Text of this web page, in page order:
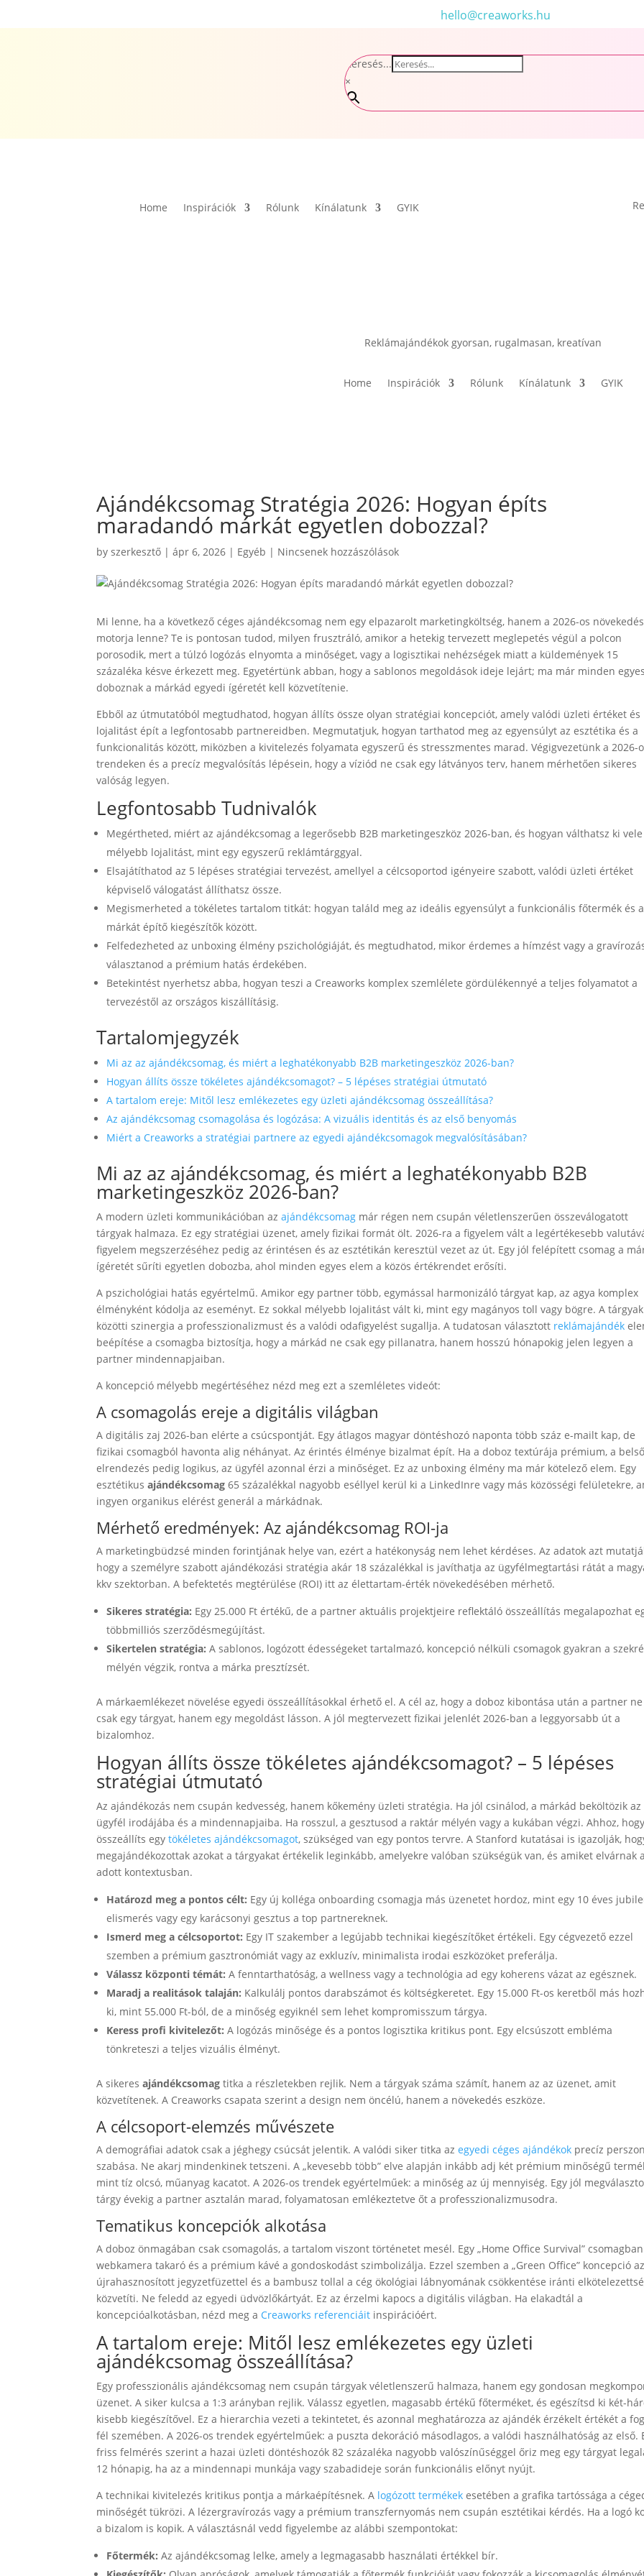
hello@creaworks.hu
Keresés...
×
Home Inspirációk Rólunk Kínálatunk GYIK
Reklámajándékok gyorsan, rugalmasan, kreatívan
Home Inspirációk Rólunk Kínálatunk GYIK
Ajándékcsomag Stratégia 2026: Hogyan építs
maradandó márkát egyetlen dobozzal?
byszerkesztő |ápr 6, 2026 | Egyéb | Nincsenek hozzászólások
Mi lenne, ha a következő céges ajándékcsomag nem egy elpazarolt marketingköltség, hanem a 2026-os
motorja lenne? Te is pontosan tudod, milyen frusztráló, amikor a hetekig tervezett meglepetés végül a polcon
porosodik, mert a túlzó logózás elnyomta a minőséget, vagy a logisztikai nehézségek miatt a küldemények 15
százaléka késve érkezett meg. Egyetértünk abban, hogy a sablonos megoldások ideje lejárt; ma már minden egyes
doboznak a márkád egyedi ígéretét kell közvetítenie.
Ebből az útmutatóból megtudhatod, hogyan állíts össze olyan stratégiai koncepciót, amely valódi üzleti értéket és
lojalitást épít a legfontosabb partnereidben. Megmutatjuk, hogyan tarthatod meg az egyensúlyt az esztétika és a
funkcionalitás között, miközben a kivitelezés folyamata egyszerű és stresszmentes marad. Végigvezetünk a 2026-
trendeken és a precíz megvalósítás lépésein, hogy a víziód ne csak egy látványos terv, hanem mérhetően sikeres
valóság legyen.
Legfontosabb Tudnivalók
Megértheted, miért az ajándékcsomag a legerősebb B2B marketingeszköz 2026-ban, és hogyan válthatsz ki vele
mélyebb lojalitást, mint egy egyszerű reklámtárggyal.
Elsajátíthatod az 5 lépéses stratégiai tervezést, amellyel a célcsoportod igényeire szabott, valódi üzleti értéket
képviselő válogatást állíthatsz össze.
Megismerheted a tökéletes tartalom titkát: hogyan találd meg az ideális egyensúlyt a funkcionális főtermék és a
márkát építő kiegészítők között.
Felfedezheted az unboxing élmény pszichológiáját, és megtudhatod, mikor érdemes a hímzést vagy a
választanod a prémium hatás érdekében.
Betekintést nyerhetsz abba, hogyan teszi a Creaworks komplex szemlélete gördülékennyé a teljes folyamatot a
tervezéstől az országos kiszállításig.
Tartalomjegyzék
Mi az az ajándékcsomag, és miért a leghatékonyabb B2B marketingeszköz 2026-ban?
Hogyan állíts össze tökéletes ajándékcsomagot? – 5 lépéses stratégiai útmutató
A tartalom ereje: Mitől lesz emlékezetes egy üzleti ajándékcsomag összeállítása?
Az ajándékcsomag csomagolása és logózása: A vizuális identitás és az első benyomás
Miért a Creaworks a stratégiai partnere az egyedi ajándékcsomagok megvalósításában?
Mi az az ajándékcsomag, és miért a leghatékonyabb B2B
marketingeszköz 2026-ban?
A modern üzleti kommunikációban azajándékcsomag már régen nem csupán véletlenszerűen összeválogatott
tárgyak halmaza. Ez egy stratégiai üzenet, amely fizikai formát ölt. 2026-ra a figyelem vált a legértékesebb
figyelem megszerzéséhez pedig az érintésen és az esztétikán keresztül vezet az út. Egy jól felépített csomag a
ígéretét sűríti egyetlen dobozba, ahol minden egyes elem a közös értékrendet erősíti.
A pszichológiai hatás egyértelmű. Amikor egy partner több, egymással harmonizáló tárgyat kap, az agya komplex
élményként kódolja az eseményt. Ez sokkal mélyebb lojalitást vált ki, mint egy magányos toll vagy bögre. A tárgyak
közötti szinergia a professzionalizmust és a valódi odafigyelést sugallja. A tudatosan választott reklámajándék
beépítése a csomagba biztosítja, hogy a márkád ne csak egy pillanatra, hanem hosszú hónapokig jelen legyen a
partner mindennapjaiban.
A koncepció mélyebb megértéséhez nézd meg ezt a szemléletes videót:
A csomagolás ereje a digitális világban
A digitális zaj 2026-ban elérte a csúcspontját. Egy átlagos magyar döntéshozó naponta több száz e-mailt kap, de
fizikai csomagból havonta alig néhányat. Az érintés élménye bizalmat épít. Ha a doboz textúrája prémium, a belső
elrendezés pedig logikus, az ügyfél azonnal érzi a minőséget. Ez az unboxing élmény ma már kötelező elem. Egy
esztétikusajándékcsomag 65 százalékkal nagyobb eséllyel kerül ki a LinkedInre vagy más közösségi felületekre,
ingyen organikus elérést generál a márkádnak.
Mérhető eredmények: Az ajándékcsomag ROI-ja
A marketingbüdzsé minden forintjának helye van, ezért a hatékonyság nem lehet kérdéses. Az adatok azt
hogy a személyre szabott ajándékozási stratégia akár 18 százalékkal is javíthatja az ügyfélmegtartási rátát a
kkv szektorban. A befektetés megtérülése (ROI) itt az élettartam-érték növekedésében mérhető.
Sikeres stratégia: Egy 25.000 Ft értékű, de a partner aktuális projektjeire reflektáló összeállítás megalapozhat
többmilliós szerződésmegújítást.
Sikertelen stratégia: A sablonos, logózott édességeket tartalmazó, koncepció nélküli csomagok gyakran a
mélyén végzik, rontva a márka presztízsét.
A márkaemlékezet növelése egyedi összeállításokkal érhető el. A cél az, hogy a doboz kibontása után a partner ne
csak egy tárgyat, hanem egy megoldást lásson. A jól megtervezett fizikai jelenlét 2026-ban a leggyorsabb út a
bizalomhoz.
Hogyan állíts össze tökéletes ajándékcsomagot? – 5 lépéses
stratégiai útmutató
Az ajándékozás nem csupán kedvesség, hanem kőkemény üzleti stratégia. Ha jól csinálod, a márkád beköltözik az
ügyfél irodájába és a mindennapjaiba. Ha rosszul, a gesztusod a raktár mélyén vagy a kukában végzi. Ahhoz, hogy
összeállíts egytökéletes ajándékcsomagot, szükséged van egy pontos tervre. A Stanford kutatásai is igazolják,
megajándékozottak azokat a tárgyakat értékelik leginkább, amelyekre valóban szükségük van, és amiket elvárnak
adott kontextusban.
Határozd meg a pontos célt: Egy új kolléga onboarding csomagja más üzenetet hordoz, mint egy 10 éves
elismerés vagy egy karácsonyi gesztus a top partnereknek.
Ismerd meg a célcsoportot: Egy IT szakember a legújabb technikai kiegészítőket értékeli. Egy cégvezető ezzel
szemben a prémium gasztronómiát vagy az exkluzív, minimalista irodai eszközöket preferálja.
Válassz központi témát: A fenntarthatóság, a wellness vagy a technológia ad egy koherens vázat az egésznek.
Maradj a realitások talaján: Kalkulálj pontos darabszámot és költségkeretet. Egy 15.000 Ft-os keretből más
ki, mint 55.000 Ft-ból, de a minőség egyiknél sem lehet kompromisszum tárgya.
Keress profi kivitelezőt: A logózás minősége és a pontos logisztika kritikus pont. Egy elcsúszott embléma
tönkreteszi a teljes vizuális élményt.
A sikeresajándékcsomag titka a részletekben rejlik. Nem a tárgyak száma számít, hanem az az üzenet, amit
közvetítenek. A Creaworks csapata szerint a design nem öncélú, hanem a növekedés eszköze.
A célcsoport-elemzés művészete
A demográfiai adatok csak a jéghegy csúcsát jelentik. A valódi siker titka azegyedi céges ajándékok precíz
szabása. Ne akarj mindenkinek tetszeni. A „kevesebb több” elve alapján inkább adj két prémium minőségű
mint tíz olcsó, műanyag kacatot. A 2026-os trendek egyértelműek: a minőség az új mennyiség. Egy jól
tárgy évekig a partner asztalán marad, folyamatosan emlékeztetve őt a professzionalizmusodra.
Tematikus koncepciók alkotása
A doboz önmagában csak csomagolás, a tartalom viszont történetet mesél. Egy „Home Office Survival”
webkamera takaró és a prémium kávé a gondoskodást szimbolizálja. Ezzel szemben a „Green Office” koncepció az
újrahasznosított jegyzetfüzettel és a bambusz tollal a cég ökológiai lábnyomának csökkentése iránti
közvetíti. Ne feledd az egyedi üdvözlőkártyát. Ez az érzelmi kapocs a digitális világban. Ha elakadtál a
koncepcióalkotásban, nézd meg a Creaworks referenciáit inspirációért.
A tartalom ereje: Mitől lesz emlékezetes egy üzleti
ajándékcsomag összeállítása?
Egy professzionális ajándékcsomag nem csupán tárgyak véletlenszerű halmaza, hanem egy gondosan
üzenet. A siker kulcsa a 1:3 arányban rejlik. Válassz egyetlen, magasabb értékű főterméket, és egészítsd ki két-
kisebb kiegészítővel. Ez a hierarchia vezeti a tekintetet, és azonnal meghatározza az ajándék érzékelt értékét a
fél szemében. A 2026-os trendek egyértelműek: a puszta dekoráció másodlagos, a valódi használhatóság az első.
friss felmérés szerint a hazai üzleti döntéshozók 82 százaléka nagyobb valószínűséggel őriz meg egy tárgyat
12 hónapig, ha az a mindennapi munkája vagy szabadideje során funkcionális előnyt nyújt.
A technikai kivitelezés kritikus pontja a márkaépítésnek. A logózott termékek esetében a grafika tartóssága a
minőségét tükrözi. A lézergravírozás vagy a prémium transzfernyomás nem csupán esztétikai kérdés. Ha a logó
a bizalom is kopik. A választásnál vedd figyelembe az alábbi szempontokat:
Főtermék: Az ajándékcsomag lelke, amely a legmagasabb használati értékkel bír.